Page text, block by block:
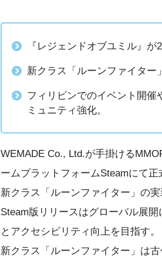
『レジェンドオブユミル』が
新クラス「ルーンファイター
フィリピンでのイベント開催
ミュニティ強化。
WEMADE Co., Ltd.が手掛ける
ームプラットフォームSteamにて正
新クラス「ルーンファイター」の
Steam版リリースはグローバル展
とアクセシビリティ向上を目指す。
新クラス「ルーンファイター」は